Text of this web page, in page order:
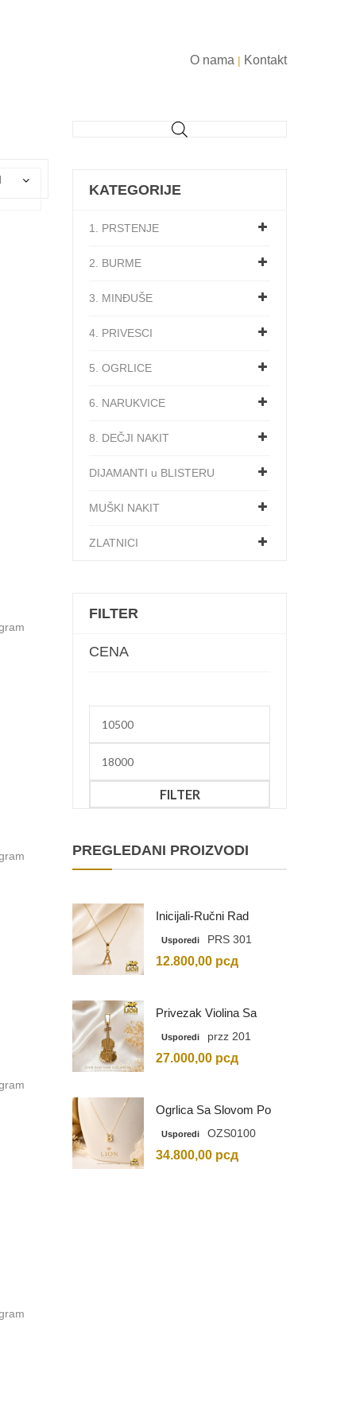
O nama | Kontakt
KATEGORIJE
1. PRSTENJE
2. BURME
3. MINĐUŠE
4. PRIVESCI
5. OGRLICE
6. NARUKVICE
8. DEČJI NAKIT
DIJAMANTI u BLISTERU
MUŠKI NAKIT
ZLATNICI
FILTER
CENA
cena
cena
FILTER
PREGLEDANI PROIZVODI
Inicijali-Ručni Rad
Usporedi PRS 301
12.800,00 рсд
Privezak Violina Sa
Graviranim Inicijalima
Usporedi przz 201
27.000,00 рсд
Ogrlica Sa Slovom Po
Vašem Izboru
Usporedi OZS0100
34.800,00 рсд